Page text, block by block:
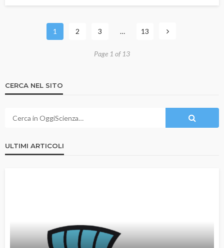
1 2 3 … 13
Page 1 of 13
CERCA NEL SITO
ULTIMI ARTICOLI